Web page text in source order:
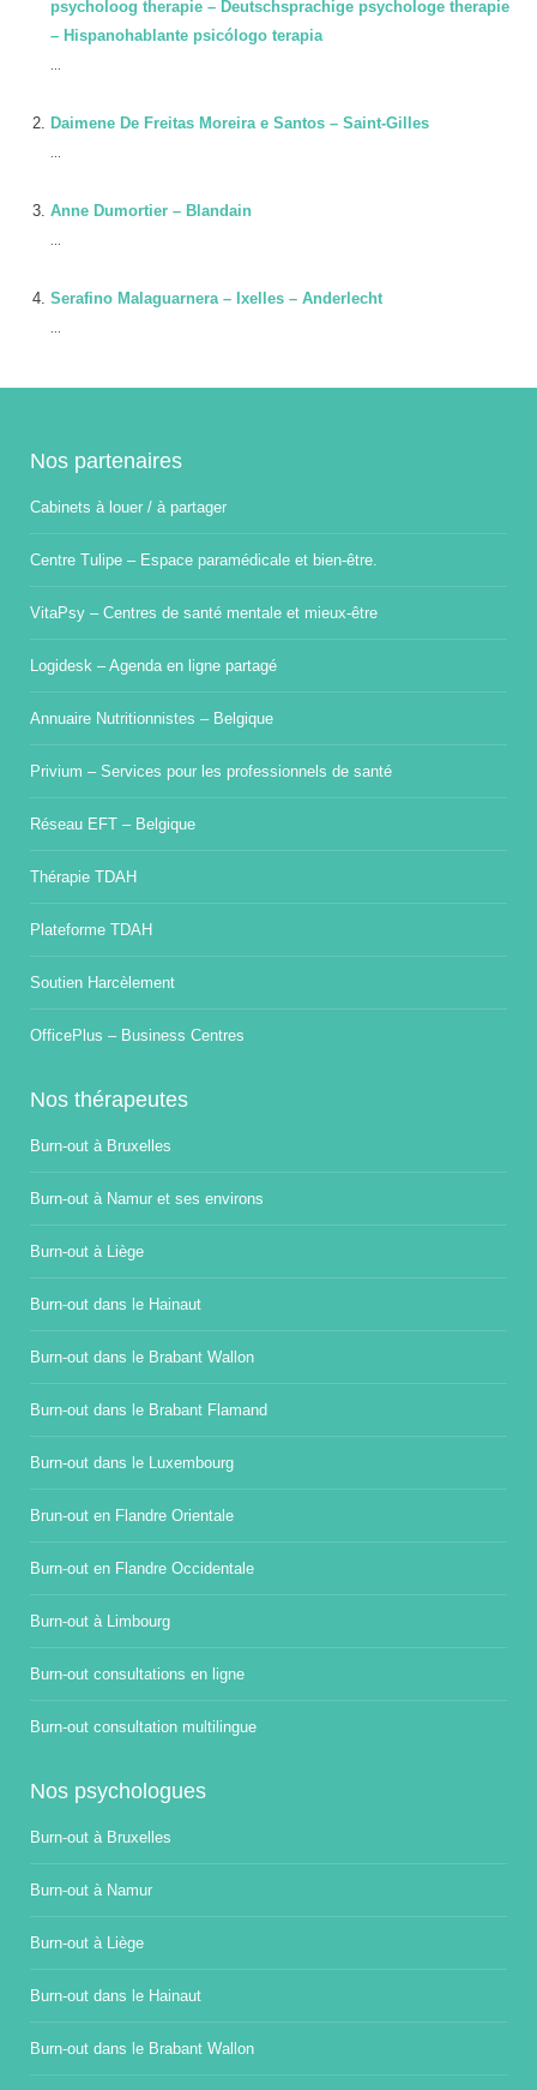
psycholoog therapie – Deutschsprachige psychologe therapie
– Hispanohablante psicólogo terapia
Daimene De Freitas Moreira e Santos – Saint-Gilles
Anne Dumortier – Blandain
Serafino Malaguarnera – Ixelles – Anderlecht
Nos partenaires
Cabinets à louer / à partager
Centre Tulipe – Espace paramédicale et bien-être.
VitaPsy – Centres de santé mentale et mieux-être
Logidesk – Agenda en ligne partagé
Annuaire Nutritionnistes – Belgique
Privium – Services pour les professionnels de santé
Réseau EFT – Belgique
Thérapie TDAH
Plateforme TDAH
Soutien Harcèlement
OfficePlus – Business Centres
Nos thérapeutes
Burn-out à Bruxelles
Burn-out à Namur et ses environs
Burn-out à Liège
Burn-out dans le Hainaut
Burn-out dans le Brabant Wallon
Burn-out dans le Brabant Flamand
Burn-out dans le Luxembourg
Brun-out en Flandre Orientale
Burn-out en Flandre Occidentale
Burn-out à Limbourg
Burn-out consultations en ligne
Burn-out consultation multilingue
Nos psychologues
Burn-out à Bruxelles
Burn-out à Namur
Burn-out à Liège
Burn-out dans le Hainaut
Burn-out dans le Brabant Wallon